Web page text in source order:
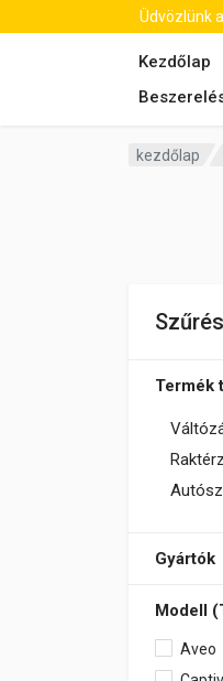
Üdvözlünk
Kezdőlap
kezdőlap
Szűrés
Termék
Gyártók
Modell
Aveo